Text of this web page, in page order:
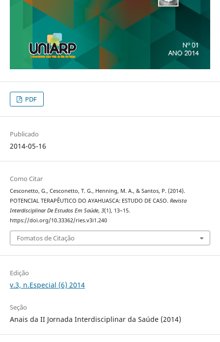
PDF
Publicado
2014-05-16
Como Citar
Cesconetto, G., Cesconetto, T. G., Henning, M. A., & Santos, P. (2014).
POTENCIAL TERAPÊUTICO DO AYAHUASCA: ESTUDO DE CASO. Revista
Interdisciplinar De Estudos Em Saúde, 3(1), 13–15.
https://doi.org/10.33362/ries.v3i1.240
Fomatos de Citação
Edição
v.3, n.Especial (6) 2014
Seção
Anais da II Jornada Interdisciplinar da Saúde (2014)